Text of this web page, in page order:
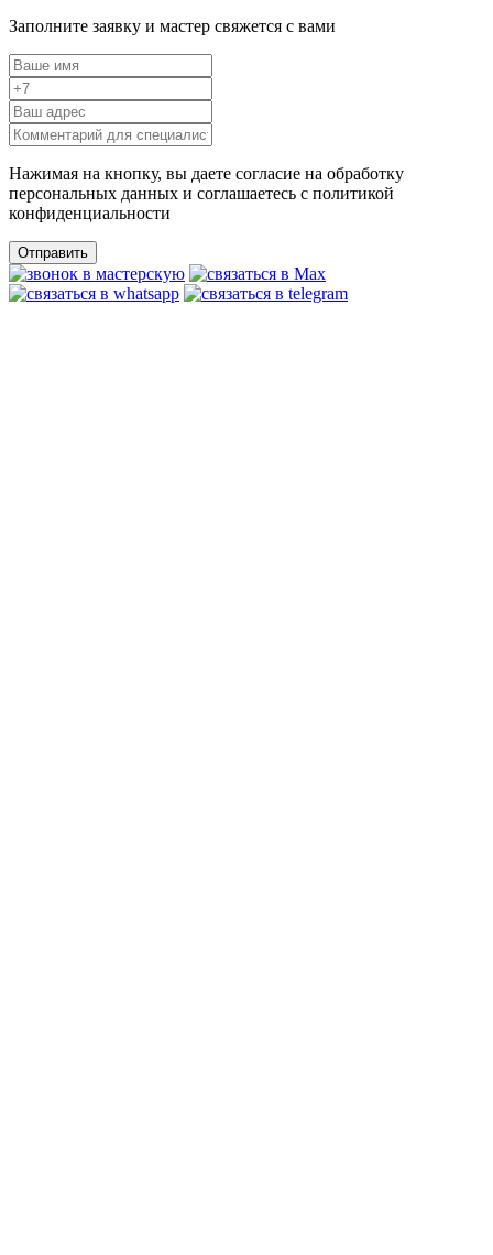
Заполните заявку и мастер свяжется с вами
Нажимая на кнопку, вы даете согласие на обработку
персональных данных и соглашаетесь c политикой
конфиденциальности
Отправить